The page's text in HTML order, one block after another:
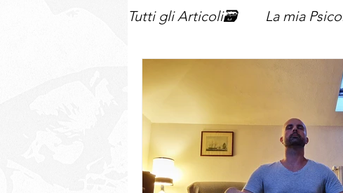
Tutti gli Articoli🗃️ La mia
Fatti sentire📢 Le Mie